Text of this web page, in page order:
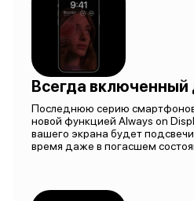
Всегда включенный
Последнюю серию
новой функцией Always on
вашего экрана будет
время даже в погасшем